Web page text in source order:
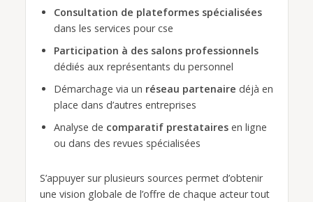
Consultation de plateformes spécialisées
dans les services pour cse
Participation à des salons professionnels
dédiés aux représentants du personnel
Démarchage via un réseau partenaire déjà en
place dans d’autres entreprises
Analyse de comparatif prestatairesen ligne
ou dans des revues spécialisées
S’appuyer sur plusieurs sources permet d’obtenir
une vision globale de l’offre de chaque acteur tout